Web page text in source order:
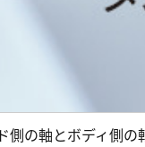
の軸とボディ側